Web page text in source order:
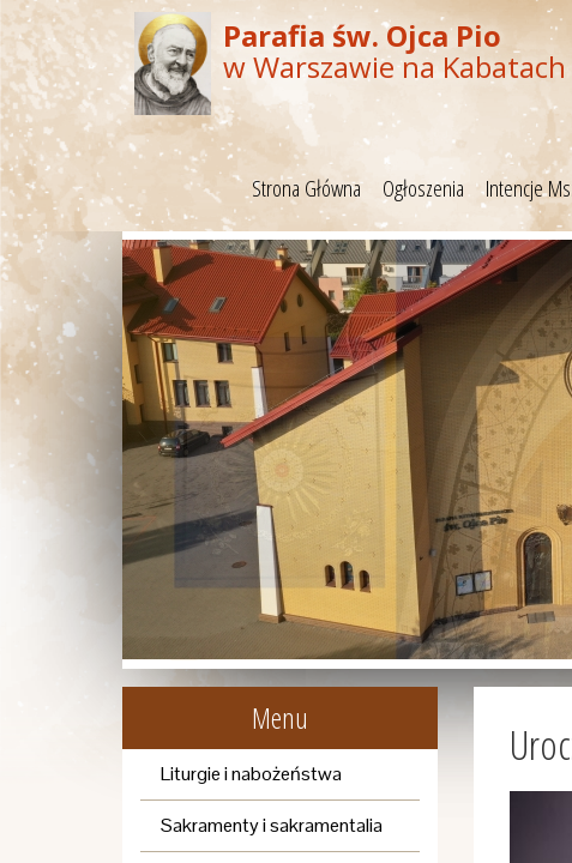
Parafia św. Ojca Pio
w Warszawie na Kabatach
Strona Główna Ogłoszenia Intencje
Menu
Liturgie i nabożeństwa
Sakramenty i sakramentalia